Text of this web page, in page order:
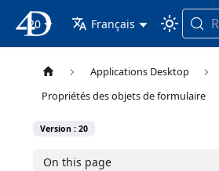
4D Documentation
20 Français
Applications Desktop
Propriétés des objets de formulaire
Version : 20
On this page